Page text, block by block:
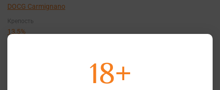
DOCG Carmignano
Крепость
13,5%
18+